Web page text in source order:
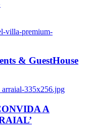
villa-premium-
& GuestHouse
335x256.jpg
A